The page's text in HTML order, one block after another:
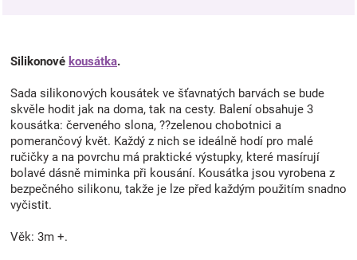
Silikonové kousátka.
Sada silikonových kousátek ve šťavnatých barvách se bude
skvěle hodit jak na doma, tak na cesty. Balení obsahuje 3
kousátka: červeného slona, ??zelenou chobotnici a
pomerančový květ. Každý z nich se ideálně hodí pro malé
ručičky a na povrchu má praktické výstupky, které masírují
bolavé dásně miminka při kousání. Kousátka jsou vyrobena z
bezpečného silikonu, takže je lze před každým použitím snadno
vyčistit.
Věk: 3m +.